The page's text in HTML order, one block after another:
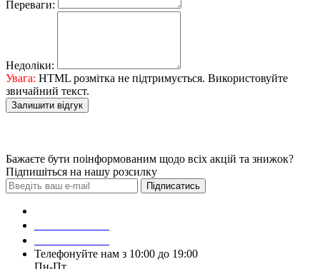
Переваги:
Недоліки:
Увага: HTML розмітка не підтримується. Використовуйте
звичайний текст.
Залишити відгук
Бажаєте бути поінформованим щодо всіх акцій та знижок?
Підпишіться на нашу розсилку
Підписатись
Телефонуйте нам з 10:00 до 19:00
Пн-Пт